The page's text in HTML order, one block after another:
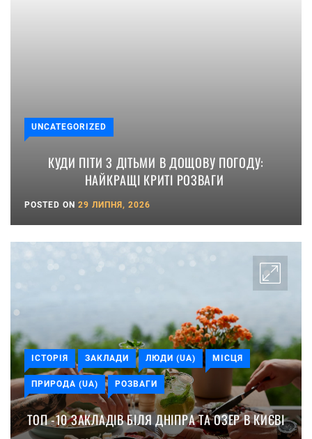
UNCATEGORIZED
КУДИ ПІТИ З ДІТЬМИ В ДОЩОВУ ПОГОДУ:
НАЙКРАЩІ КРИТІ РОЗВАГИ
POSTED ON 29 ЛИПНЯ, 2026
ІСТОРІЯ ЗАКЛАДИ ЛЮДИ (UA) МІСЦЯ
ПРИРОДА (UA) РОЗВАГИ
ТОП -10 ЗАКЛАДІВ БІЛЯ ДНІПРА ТА ОЗЕР В КИЄВІ